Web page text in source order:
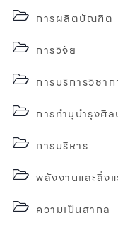
การผลิตบัณฑิต
การวิจัย
การบริการวิชาก
การทำนุบำรุงศิ
การบริหาร
พลังงานและสิ่ง
ความเป็นสากล